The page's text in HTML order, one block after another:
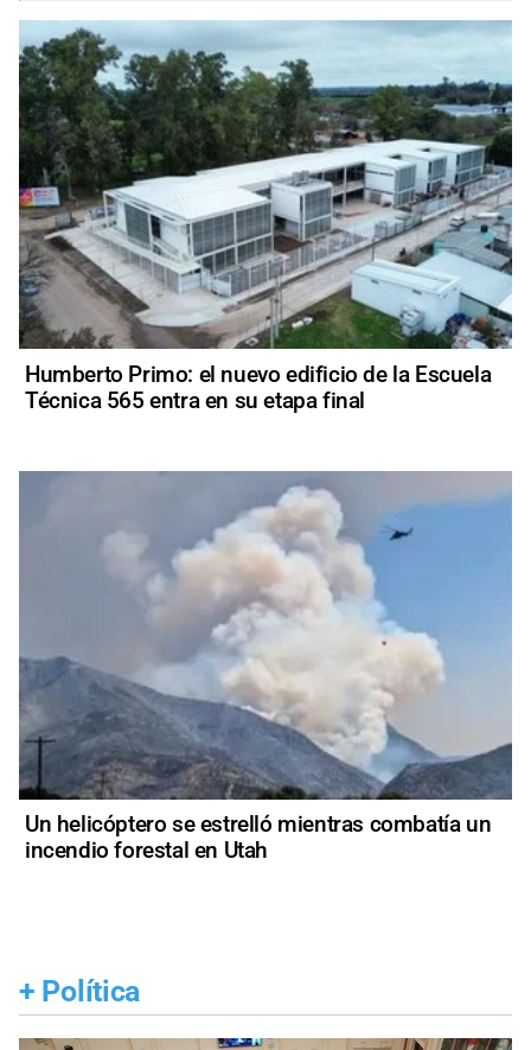
Humberto Primo: el nuevo edificio de la Escuela
Técnica 565 entra en su etapa final
Un helicóptero se estrelló mientras combatía un
incendio forestal en Utah
+ Política